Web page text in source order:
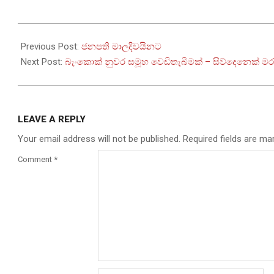
07-
28
Previous Post: ජනපති මාලදිවයිනට
Next Post: බැංකොක් නුවර සමූහ වෙඩිතැබීමක් – සිව්දෙනෙක්
LEAVE A REPLY
Your email address will not be published. Required fields are
Comment *